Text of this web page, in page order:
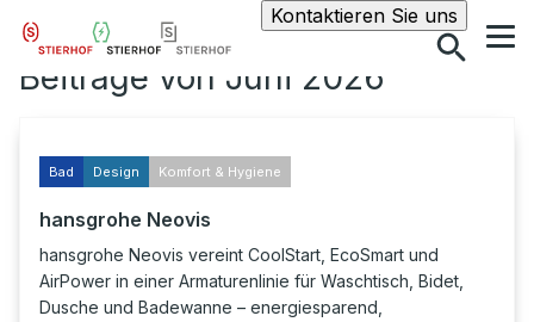
Kontaktieren Sie unsSuche
Beiträge von Juni 2026
Bad Design Komfort & Hygiene
hansgrohe Neovis
hansgrohe Neovis vereint CoolStart, EcoSmart und
AirPower in einer Armaturenlinie für Waschtisch, Bidet,
Dusche und Badewanne – energiesparend,